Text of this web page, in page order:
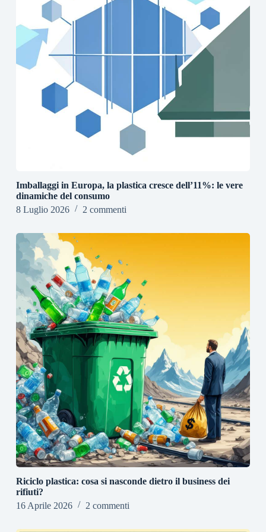
Imballaggi in Europa, la plastica cresce dell’11%: le vere
dinamiche del consumo
8 Luglio 2026
2 commenti
Riciclo plastica: cosa si nasconde dietro il business dei
rifiuti?
16 Aprile 2026
2 commenti